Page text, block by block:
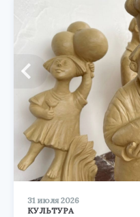
31 июля 2026
КУЛЬТУРА